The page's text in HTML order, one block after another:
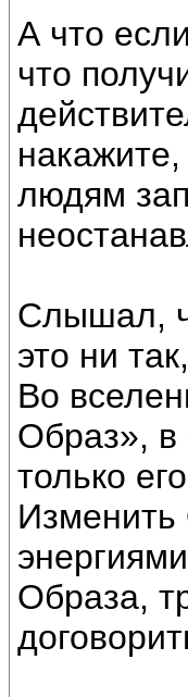
А что
что
людям
Слышал,
это ни
Во
Образ», в
только
Изменить
Образа,